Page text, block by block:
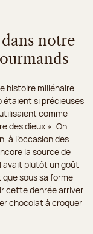
notre
histoire millénaire.
étaient si précieuses
comme
des dieux ». On
à l’occasion des
la source de
avait plutôt un goût
sous sa forme
cette denrée arriver
chocolat à croquer